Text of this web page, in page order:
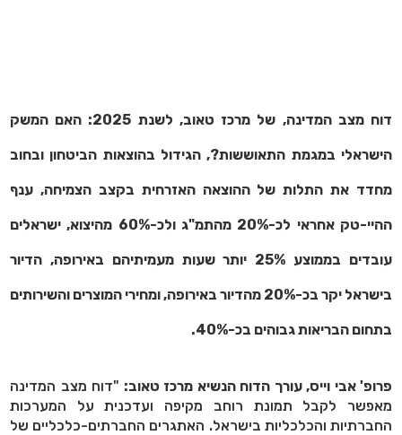
דוח מצב המדינה, של מרכז טאוב, לשנת 2025: האם המשק
הישראלי במגמת התאוששות?,הגידול בהוצאות הביטחון ובחוב
מחדד את התלות של ההוצאה האזרחית בקצב הצמיחה,ענף
ההיי-טק אחראי לכ-20% מהתמ"ג ולכ-60% מהיצוא, ישראלים
עובדים בממוצע 25% יותר שעות מעמיתיהם באירופה, הדיור
בישראל יקר בכ-20% מהדיור באירופה, ומחירי המוצרים והשירותים
בתחום הבריאות גבוהים בכ-40%.
פרופ' אבי וייס, עורך הדוח הנשיא מרכז טאוב:"דוח מצב המדינה
מאפשר לקבל תמונת רוחב מקיפה ועדכנית על המערכות
החברתיות והכלכליות בישראל. האתגרים החברתים-כלכליים של